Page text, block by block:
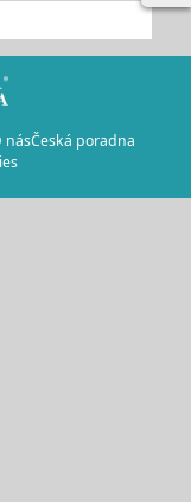
násČeská poradna